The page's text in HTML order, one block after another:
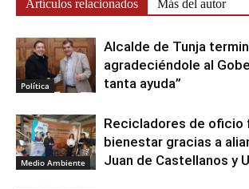
Artículos relacionados Más del autor
Política
Alcalde de Tunja
agradeciéndole al
tanta ayuda”
Medio Ambiente
Recicladores de oficio
bienestar gracias a
Juan de Castellanos y